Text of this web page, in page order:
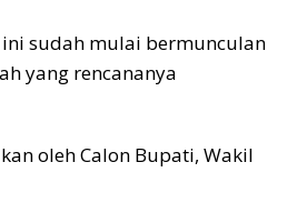
sudah mulai bermunculan
yang rencananya
oleh Calon Bupati, Wakil